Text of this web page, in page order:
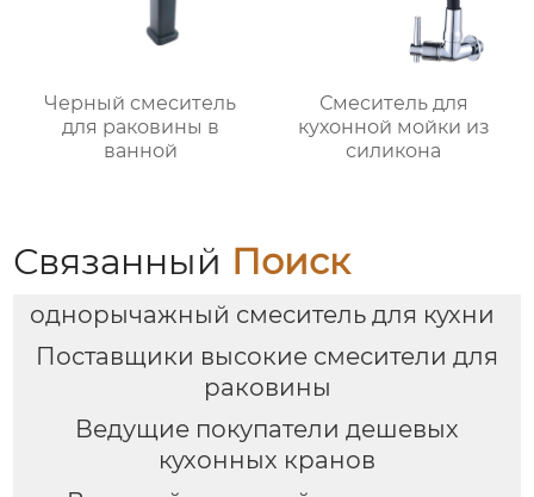
Черный смеситель
для раковины в
ванной
Смеситель для
кухонной мойки из
силикона
Связанный Поиск
однорычажный смеситель для кухни
Поставщики высокие смесители для
раковины
Ведущие покупатели дешевых
кухонных кранов